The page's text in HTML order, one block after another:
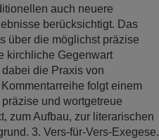
auch neuere
berücksichtigt. Das
über die möglichst präzise
kirchliche Gegenwart
die Praxis von
folgt einem
und wortgetreue
zum Aufbau, zur literarischen
3. Vers-für-Vers-Exegese.